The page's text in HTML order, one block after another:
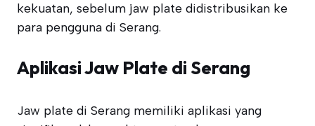
kekuatan, sebelum jaw plate didistribusikan ke
para pengguna di Serang.
Aplikasi Jaw Plate di Serang
Jaw plate di Serang memiliki aplikasi yang